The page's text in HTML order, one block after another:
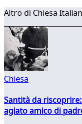
Altro di Chiesa
Chiesa
Santità da
agiato amico di